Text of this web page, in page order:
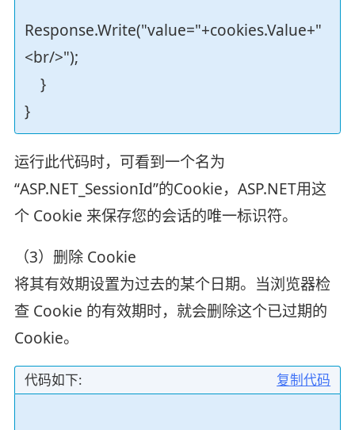
Response.Write("value="+cookies.Value+"
<br/>");
}
}
运行此代码时，可看到一个名为
“ASP.NET_SessionId”的Cookie，ASP.NET用这
个 Cookie 来保存您的会话的唯一标识符。
（3）删除 Cookie
将其有效期设置为过去的某个日期。当浏览器检
查 Cookie 的有效期时，就会删除这个已过期的
Cookie。
复制代码
代码如下: